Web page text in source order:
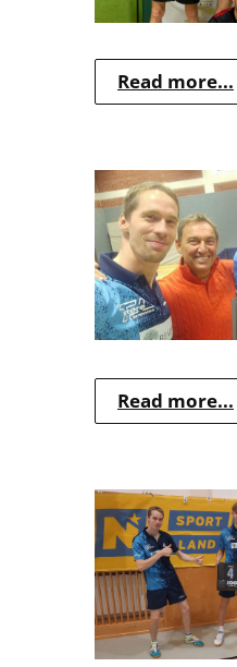
Read more...
Read more...